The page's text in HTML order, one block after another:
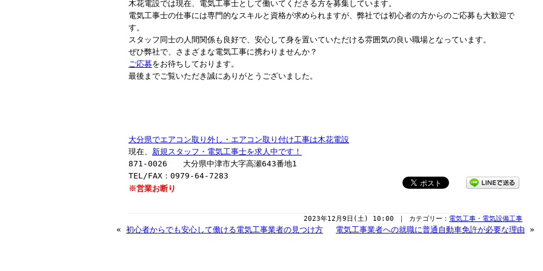
木花電設では現在、電気工事士として働いてくださる方を募集しています。
電気工事士の仕事には専門的なスキルと資格が求められますが、弊社では初心者の方からのご応募も大歓迎で
す。
スタッフ同士の人間関係も良好で、安心して身を置いていただける雰囲気の良い職場となっています。
ぜひ弊社で、さまざまな電気工事に携わりませんか？
ご応募をお待ちしております。
最後までご覧いただき誠にありがとうございました。
大分県でエアコン取り外し・エアコン取り付け工事は木花電設
現在、 新規スタッフ・電気工事士を求人中です！
871-0026 大分県中津市大字高瀬643番地1
TEL/FAX：0979-64-7283
※営業お断り
2023年12月9日(土) 10:00 ｜ カテゴリー： 電気工事・電気設備工事
« 初心者からでも安心して働ける電気工事業者の見つけ方 電気工事業者への就職に普通自動車免許が必要な理由 »